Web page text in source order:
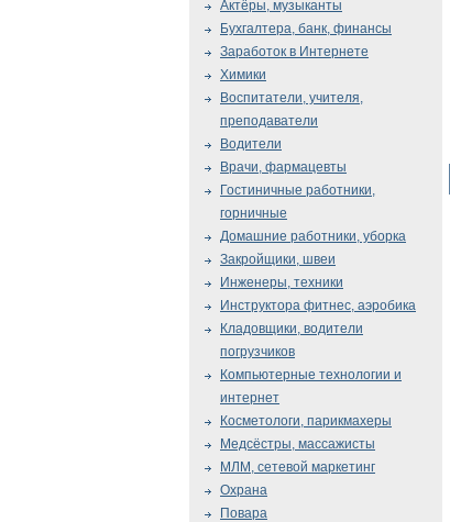
Актёры, музыканты
Бухгалтера, банк, финансы
Заработок в Интернете
Химики
Воспитатели, учителя,
преподаватели
Водители
Врачи, фармацевты
Гостиничные работники,
горничные
Домашние работники, уборка
Закройщики, швеи
Инженеры, техники
Инструктора фитнес, аэробика
Кладовщики, водители
погрузчиков
Компьютерные технологии и
интернет
Косметологи, парикмахеры
Медсёстры, массажисты
МЛМ, сетевой маркетинг
Охрана
Повара